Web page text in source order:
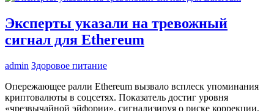
Эксперты указали на тревожный
сигнал для Ethereum
admin Здоровое питание
Опережающее ралли Ethereum вызвало всплеск упоминания
криптовалюты в соцсетях. Показатель достиг уровня
«чрезвычайной эйфории», сигнализируя о риске коррекции,